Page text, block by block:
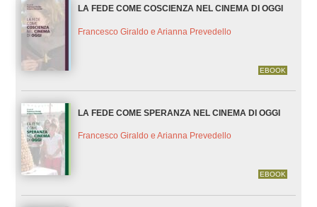
LA FEDE COME COSCIENZA NEL CINEMA DI OGGI
Francesco Giraldo e Arianna Prevedello
EBOOK
LA FEDE COME SPERANZA NEL CINEMA DI OGGI
Francesco Giraldo e Arianna Prevedello
EBOOK